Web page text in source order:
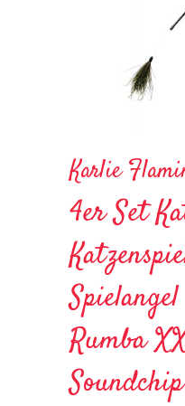
Karlie
4er Set
Rumba